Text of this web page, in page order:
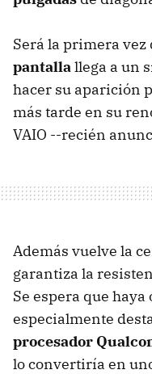
Será la primera vez
pantallallega a un
hacer su aparición
más tarde en su
VAIO --recién
Además vuelve la
garantiza la
Se espera que
especialmente
procesador
lo convertiría en